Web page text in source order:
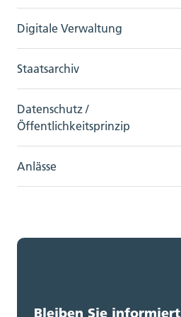
Digitale Verwaltung
Staatsarchiv
Datenschutz /
Öffentlichkeitsprinzip
Anlässe
Bleiben Sie informiert